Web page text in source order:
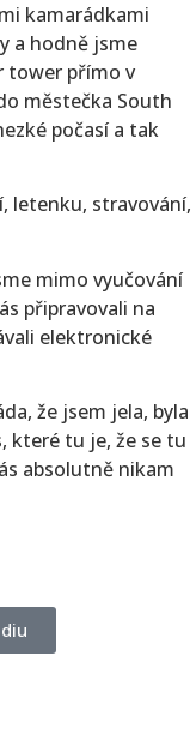
kamarádkami
a hodně jsme
tower přímo v
městečka South
počasí a tak
letenku, stravování,
mimo vyučování
připravovali na
elektronické
že jsem jela, byla
které tu je, že se tu
absolutně nikam